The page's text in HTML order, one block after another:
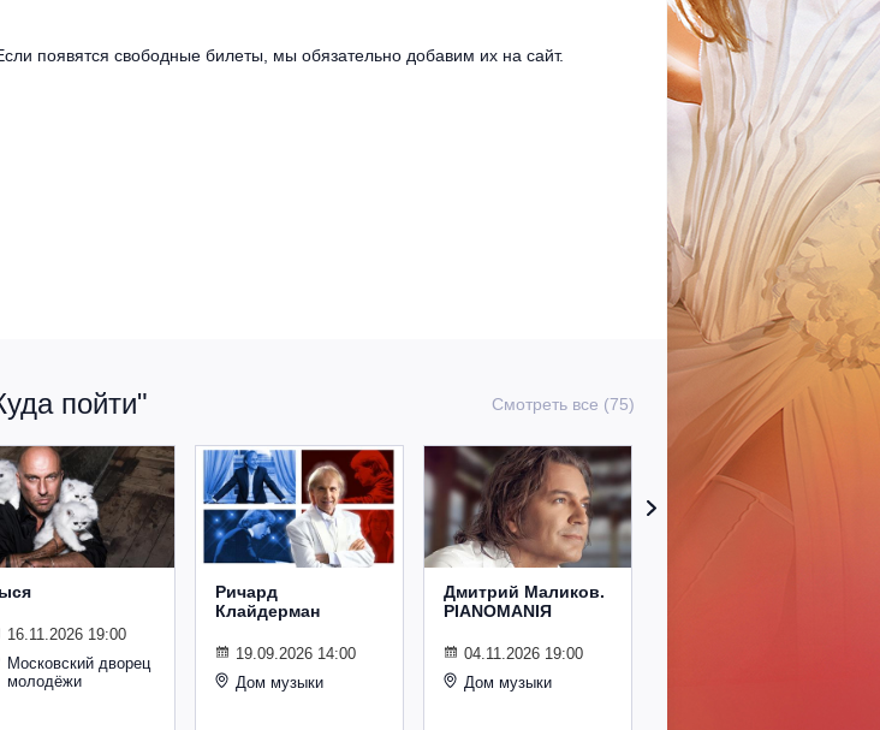
появятся свободные билеты, мы обязательно добавим их на сайт.
пойти" Смотреть все (75)
16.11.2026 19:00
Московский дворец
молодёжи
Ричард
Клайдерман
19.09.2026 14:00
Дом музыки
Дмитрий Маликов.
PIANOMANIЯ
04.11.2026 19:00
Дом музыки